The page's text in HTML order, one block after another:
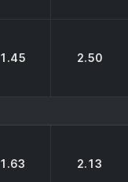
1.45 2.50
1.63 2.13